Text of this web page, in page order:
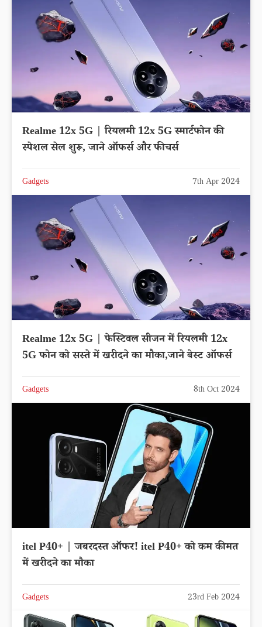
Realme 12x 5G | रियलमी 12x 5G स्मार्टफोन की
स्पेशल सेल शुरू, जाने ऑफर्स और फीचर्स
Gadgets 7th Apr 2024
Realme 12x 5G | फेस्टिवल सीजन में रियलमी 12x
5G फोन को सस्ते में खरीदने का मौका,जाने बेस्ट ऑफर्स
Gadgets 8th Oct 2024
itel P40+ | जबरदस्त ऑफर! itel P40+ को कम कीमत
में खरीदने का मौका
Gadgets 23rd Feb 2024